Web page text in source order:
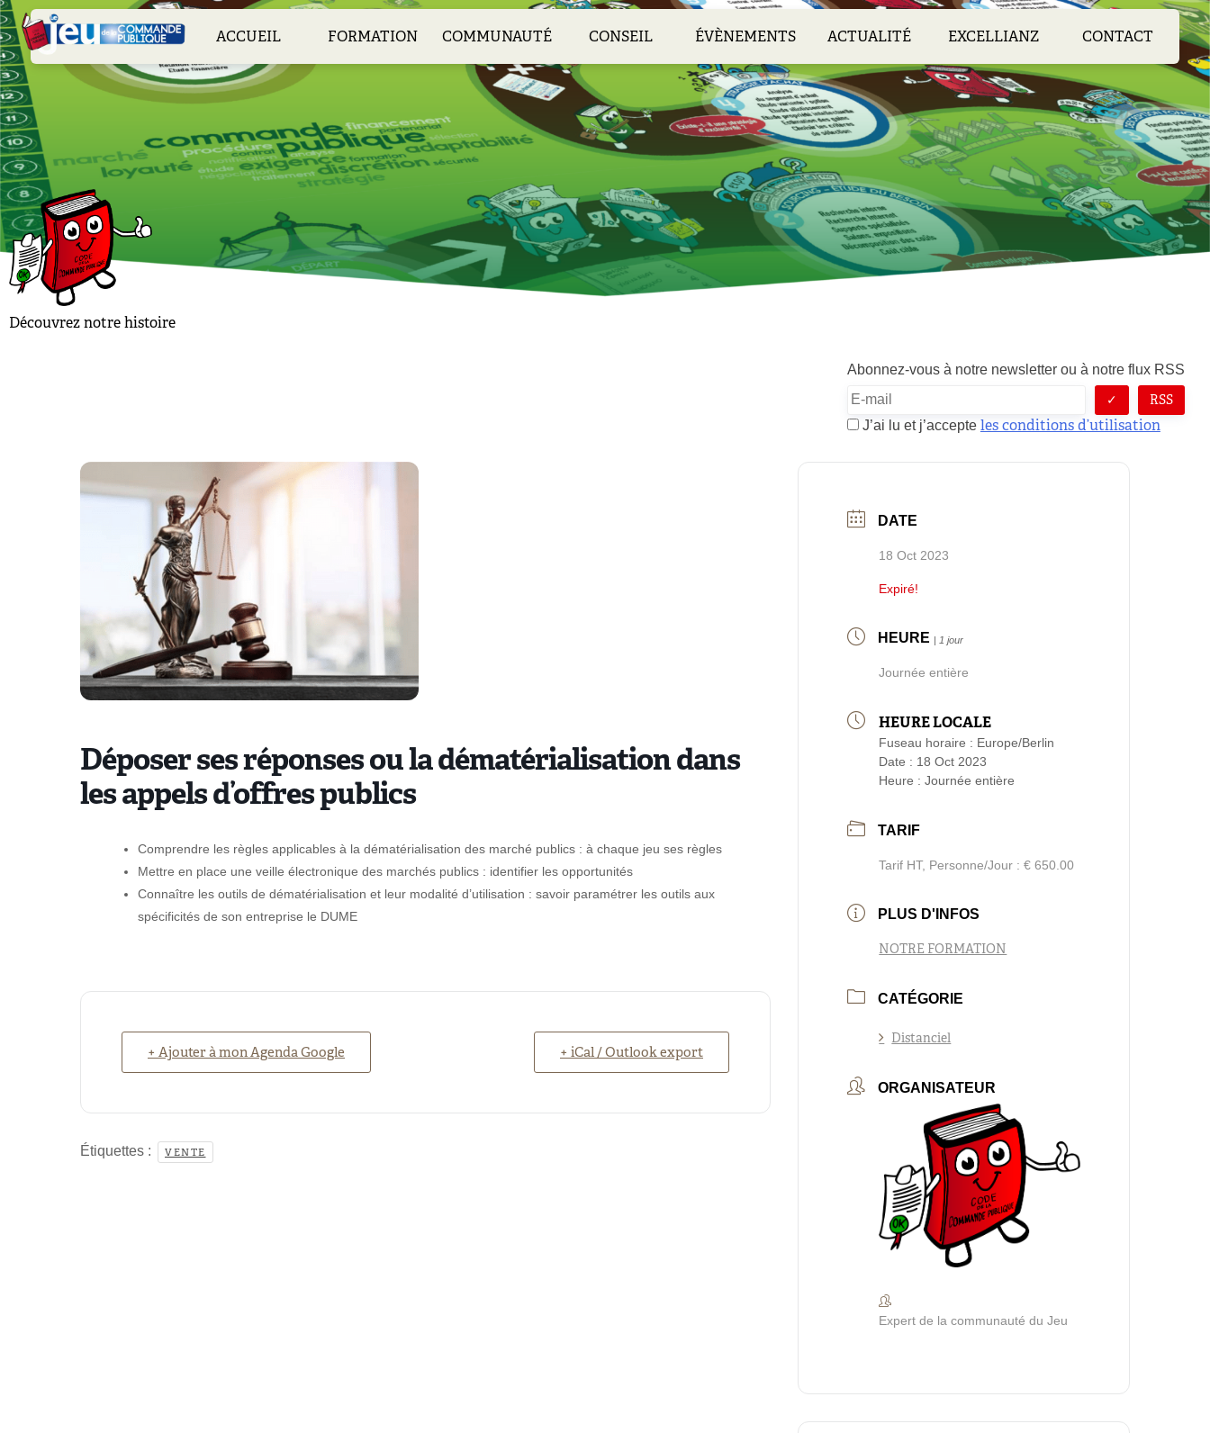
Skip
to
content
ACCUEIL FORMATION COMMUNAUTÉ CONSEIL ÉVÈNEMENTS ACTUALITÉ EXCELLIANZ CONTACT
Découvrez notre histoire
Abonnez-vous à notre newsletter ou à notre flux RSS
RSS
J’ai lu et j’accepte les conditions d’utilisation
Déposer ses réponses ou la dématérialisation dans
les appels d’offres publics
Comprendre les règles applicables à la dématérialisation des marché publics : à chaque jeu ses règles
Mettre en place une veille électronique des marchés publics : identifier les opportunités
Connaître les outils de dématérialisation et leur modalité d’utilisation : savoir paramétrer les outils aux
spécificités de son entreprise le DUME
+ Ajouter à mon Agenda Google + iCal / Outlook export
Étiquettes : VENTE
DATE
18 Oct 2023
Expiré!
HEURE | 1 jour
Journée entière
HEURE LOCALE
Fuseau horaire : Europe/Berlin
Date : 18 Oct 2023
Heure :Journée entière
TARIF
Tarif HT, Personne/Jour : € 650.00
PLUS D'INFOS
NOTRE FORMATION
CATÉGORIE
Distanciel
ORGANISATEUR
Expert de la communauté du Jeu